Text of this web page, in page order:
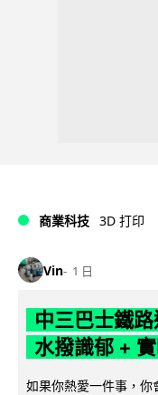
商業科技 3D 打印
Vin 1 日
中三巴士鐵
水撥識郁 +
如果你熱愛一件事，你